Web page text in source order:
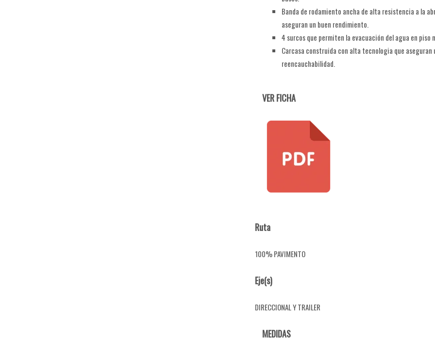
Banda de rodamiento ancha de alta resistencia a la
aseguran un buen rendimiento.
4 surcos que permiten la evacuación del agua en piso
Carcasa construida con alta tecnologia que aseguran
reencauchabilidad.
VER FICHA
Ruta
100% PAVIMENTO
Eje(s)
DIRECCIONAL Y TRAILER
MEDIDAS